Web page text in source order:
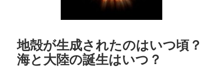
地殻が生成されたのはいつ頃？
海と大陸の誕生はいつ？